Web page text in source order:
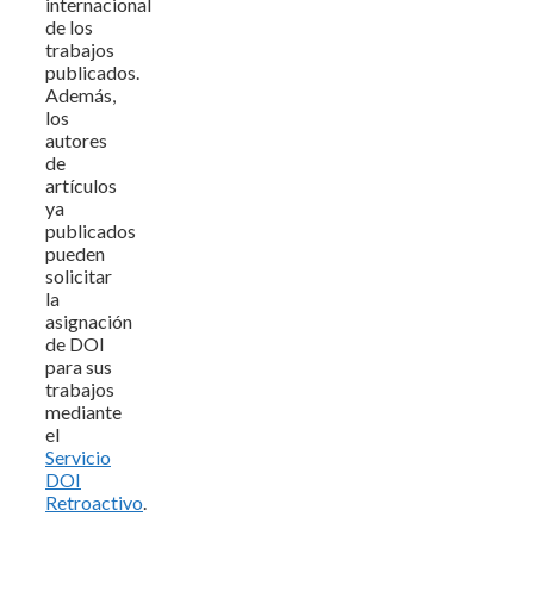
de los
trabajos
publicados.
Además,
los
autores
de
artículos
ya
publicados
pueden
solicitar
la
asignación
de DOI
para sus
trabajos
mediante
el
Servicio
DOI
Retroactivo.